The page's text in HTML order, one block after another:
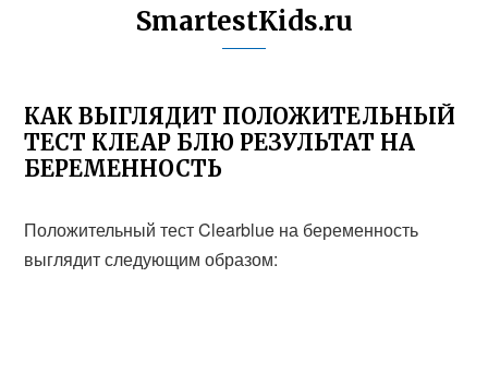
SmartestKids.ru
КАК ВЫГЛЯДИТ ПОЛОЖИТЕЛЬНЫЙ
ТЕСТ КЛЕАР БЛЮ РЕЗУЛЬТАТ НА
БЕРЕМЕННОСТЬ
Положительный тест Clearblue на беременность
выглядит следующим образом: